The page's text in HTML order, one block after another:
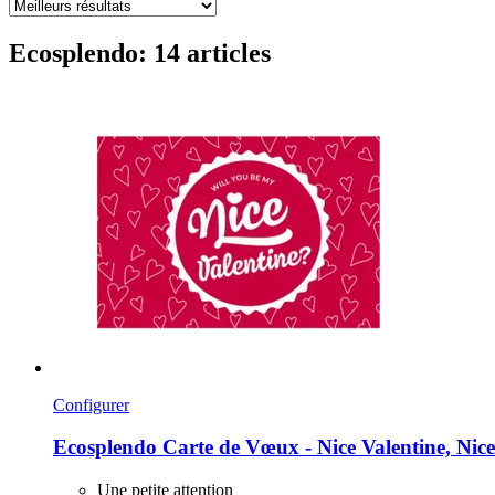
Ecosplendo: 14 articles
Configurer
Ecosplendo Carte de Vœux -​ Nice Valentine,
Une petite attention